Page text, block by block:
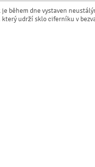
během dne vystaven
udrží sklo ciferníku v